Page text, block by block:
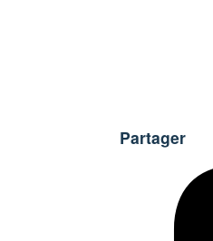
Partager